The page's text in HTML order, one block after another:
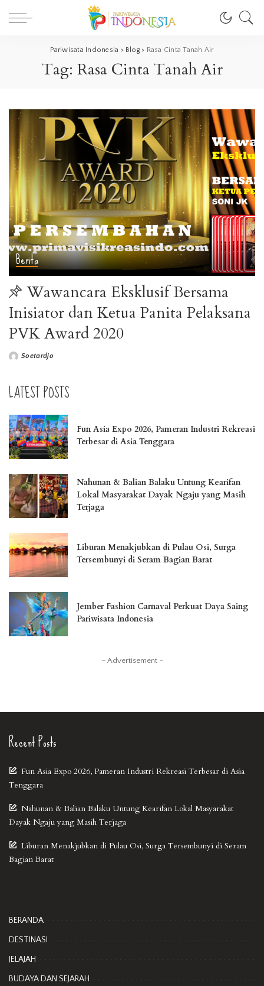
Pariwisata Indonesia > Blog> Rasa Cinta Tanah Air
Tag: Rasa Cinta Tanah Air
Berita
Wawancara Eksklusif Bersama
Inisiator dan Ketua Panita Pelaksana
PVK Award 2020
Soetardjo
LATEST POSTS
Fun Asia Expo 2026, Pameran Industri Rekreasi
Terbesar di Asia Tenggara
Nahunan & Balian Balaku Untung Kearifan
Lokal Masyarakat Dayak Ngaju yang Masih
Terjaga
Liburan Menakjubkan di Pulau Osi, Surga
Tersembunyi di Seram Bagian Barat
Jember Fashion Carnaval Perkuat Daya Saing
Pariwisata Indonesia
– Advertisement –
Recent Posts
Fun Asia Expo 2026, Pameran Industri Rekreasi Terbesar di Asia
Tenggara
Nahunan & Balian Balaku Untung Kearifan Lokal Masyarakat
Dayak Ngaju yang Masih Terjaga
Liburan Menakjubkan di Pulau Osi, Surga Tersembunyi di Seram
Bagian Barat
BERANDA
DESTINASI
JELAJAH
BUDAYA DAN SEJARAH